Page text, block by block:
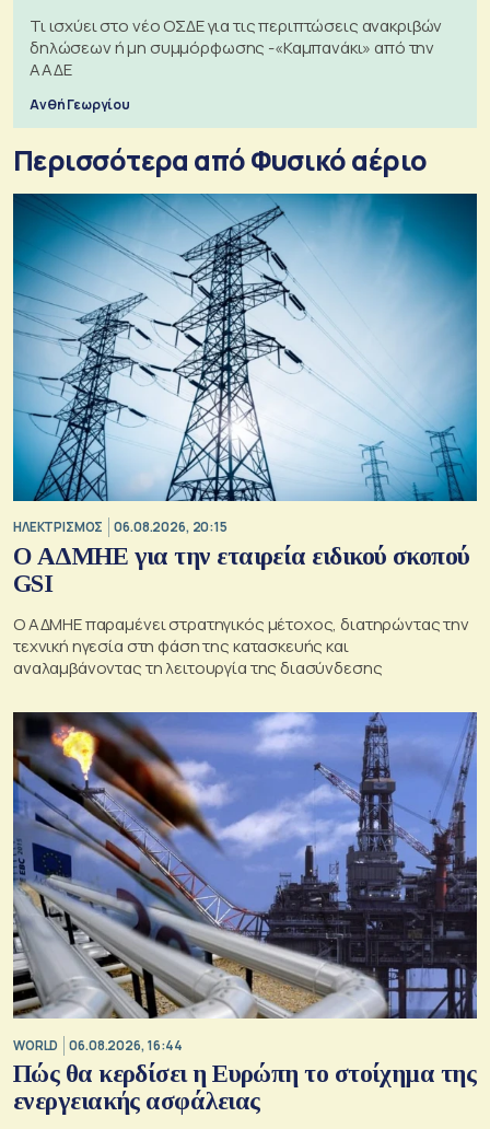
Τι ισχύει στο νέο ΟΣΔΕ για τις περιπτώσεις ανακριβών
δηλώσεων ή μη συμμόρφωσης -«Καμπανάκι» από την
ΑΑΔΕ
Ανθή Γεωργίου
Περισσότερα από Φυσικό αέριο
ΗΛΕΚΤΡΙΣΜΟΣ 06.08.2026, 20:15
O ΑΔΜΗΕ για την εταιρεία ειδικού σκοπού
GSI
O ΑΔΜΗΕ παραμένει στρατηγικός μέτοχος, διατηρώντας την
τεχνική ηγεσία στη φάση της κατασκευής και
αναλαμβάνοντας τη λειτουργία της διασύνδεσης
WORLD 06.08.2026, 16:44
Πώς θα κερδίσει η Ευρώπη το στοίχημα της
ενεργειακής ασφάλειας